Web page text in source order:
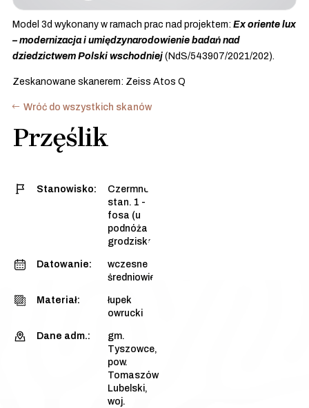
Model 3d wykonany w ramach prac nad projektem: Ex oriente lux
– modernizacja i umiędzynarodowienie badań nad
dziedzictwem Polski wschodniej (NdS/543907/2021/202).
Zeskanowane skanerem: Zeiss Atos Q
Wróć do wszystkich skanów
Przęślik
Stanowisko:
Czermno,
stan. 1 -
fosa (u
podnóża
grodziska)
Datowanie:
wczesne
średniowiecze
Materiał:
łupek
owrucki
Dane adm.:
gm.
Tyszowce,
pow.
Tomaszów
Lubelski,
woj.